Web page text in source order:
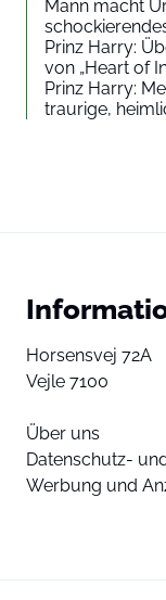
Mann macht
Prinz Harry:
von „Heart of
Prinz Harry:
traurige,
Horsensvej 72A
Vejle 7100
Über uns
Datenschutz-
Werbung und